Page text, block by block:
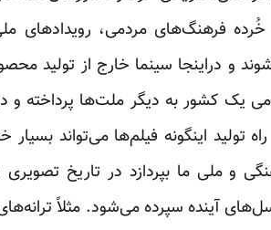
فرهنگ‌های مردمی، رویدادهای
و دراینجا سینما خارج از تولید
یک کشور به دیگر ملت‌ها پرداخته و
تولید اینگونه فیلم‌ها می‌تواند
و ملی ما بپردازد در تاریخ
آینده سپرده می‌شود. مثلاً